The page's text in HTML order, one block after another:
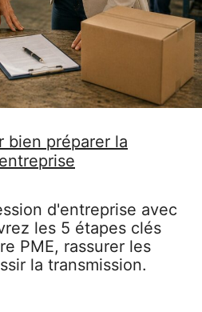
bien préparer la
d'entreprise avec
les 5 étapes clés
PME, rassurer les
la transmission.